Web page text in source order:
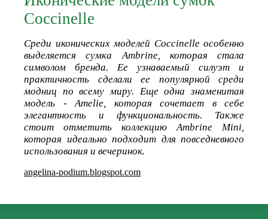
Coccinelle
Среди иконических моделей Coccinelle особенно
выделяется сумка Ambrine, которая стала
символом бренда. Ее узнаваемый силуэт и
практичность сделали ее популярной среди
модниц по всему миру. Еще одна знаменитая
модель - Amelie, которая сочетает в себе
элегантность и функциональность. Также
стоит отметить коллекцию Ambrine Mini,
которая идеально подходит для повседневного
использования и вечеринок.
angelina-podium.blogspot.com